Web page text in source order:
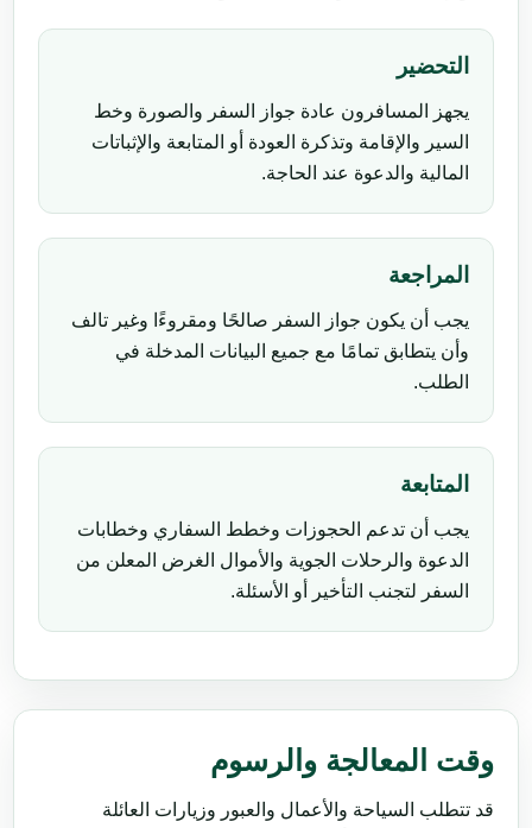
التحضير
يجهز المسافرون عادة جواز السفر والصورة وخط
السير والإقامة وتذكرة العودة أو المتابعة والإثباتات
المالية والدعوة عند الحاجة.
المراجعة
يجب أن يكون جواز السفر صالحًا ومقروءًا وغير تالف
وأن يتطابق تمامًا مع جميع البيانات المدخلة في
الطلب.
المتابعة
يجب أن تدعم الحجوزات وخطط السفاري وخطابات
الدعوة والرحلات الجوية والأموال الغرض المعلن من
السفر لتجنب التأخير أو الأسئلة.
وقت المعالجة والرسوم
قد تتطلب السياحة والأعمال والعبور وزيارات العائلة